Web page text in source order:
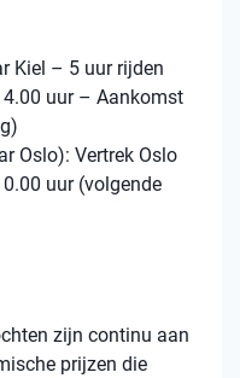
Kiel – 5 uur rijden
uur – Aankomst
Oslo): Vertrek Oslo
uur (volgende
zijn continu aan
prijzen die